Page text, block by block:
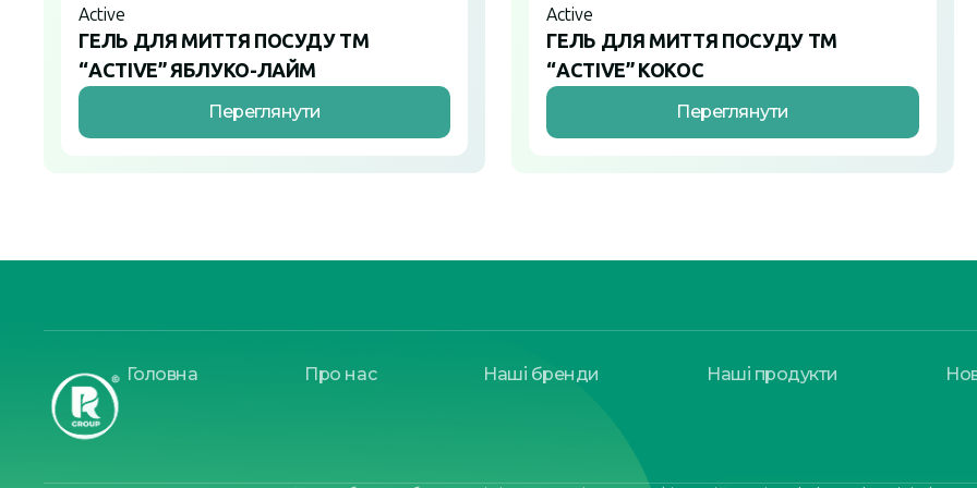
Active
ГЕЛЬ ДЛЯ МИТТЯ ПОСУДУ ТМ
“ACTIVE” ЯБЛУКО-ЛАЙМ
Переглянути
Active
ГЕЛЬ ДЛЯ МИТТЯ ПОСУДУ ТМ
“ACTIVE” КОКОС
Переглянути
Головна Про нас Наші бренди Наші продукти